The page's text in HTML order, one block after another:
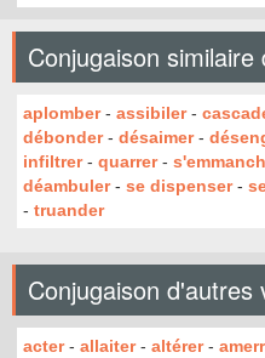
Conjugaison similaire
aplomber- assibiler-
débonder- désaimer-
infiltrer- quarrer-
déambuler- se dispenser-
- truander
Conjugaison d'autres
acter- allaiter- altérer-